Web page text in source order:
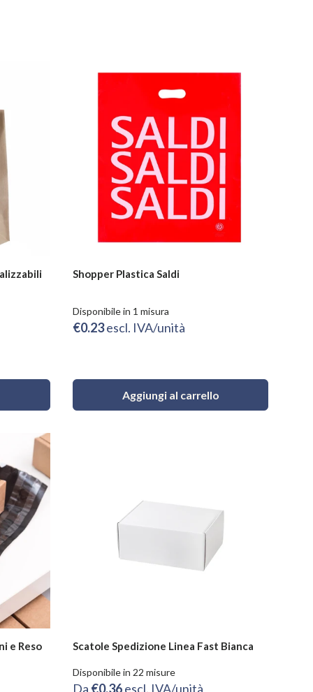
Shopper Plastica Saldi
Disponibile in 1 misura
€0.23escl. IVA/unità
Aggiungi al carrello
e Reso Scatole Spedizione Linea Fast Bianca
Disponibile in 22 misure
Da €0.36escl. IVA/unità